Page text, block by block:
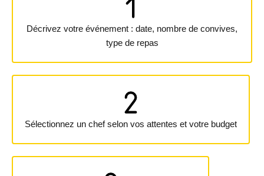
Décrivez votre événement : date, nombre de convives,
type de repas
Sélectionnez un chef selon vos attentes et votre budget